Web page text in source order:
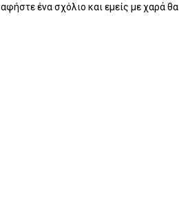
ένα σχόλιο και εμείς με χαρά θα